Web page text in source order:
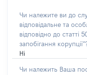
Чи належите ви до
відповідальне та
відповідно до статті
запобігання
Ні
Чи належить Ваша